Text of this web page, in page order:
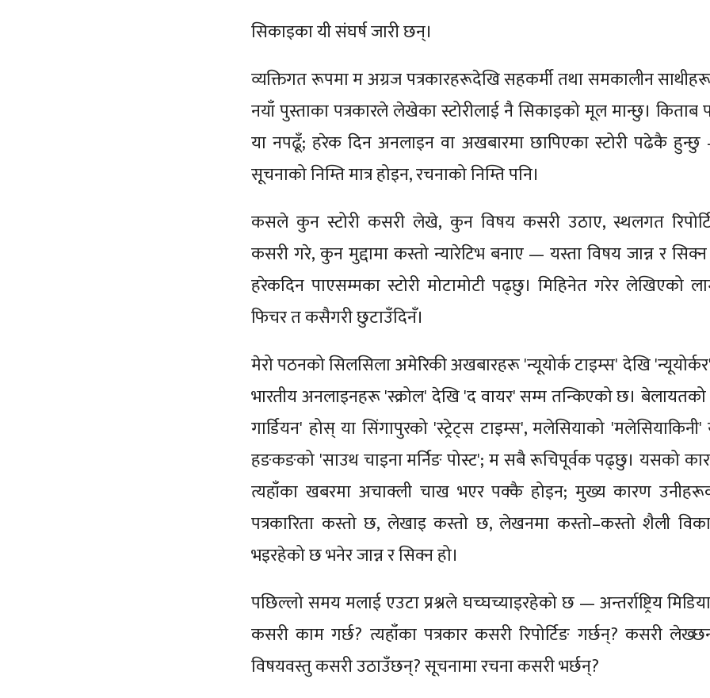
सिकाइका यी संघर्ष जारी छन्।
व्यक्तिगत रूपमा म अग्रज पत्रकारहरूदेखि सहकर्मी तथा समकालीन
नयाँ पुस्ताका पत्रकारले लेखेका स्टोरीलाई नै सिकाइको मूल मान्छु। किताब
या नपढूँ; हरेक दिन अनलाइन वा अखबारमा छापिएका स्टोरी पढेकै
सूचनाको निम्ति मात्र होइन, रचनाको निम्ति पनि।
कसले कुन स्टोरी कसरी लेखे, कुन विषय कसरी उठाए, स्थलगत
कसरी गरे, कुन मुद्दामा कस्तो न्यारेटिभ बनाए — यस्ता विषय जान्न र
हरेकदिन पाएसम्मका स्टोरी मोटामोटी पढ्छु। मिहिनेत गरेर लेखिएको
फिचर त कसैगरी छुटाउँदिनँ।
मेरो पठनको सिलसिला अमेरिकी अखबारहरू 'न्यूयोर्क टाइम्स' देखि
भारतीय अनलाइनहरू 'स्क्रोल' देखि 'द वायर' सम्म तन्किएको छ।
गार्डियन' होस् या सिंगापुरको 'स्ट्रेट्स टाइम्स', मलेसियाको 'मलेसियाकिनी'
हङकङको 'साउथ चाइना मर्निङ पोस्ट'; म सबै रूचिपूर्वक पढ्छु। यसको
त्यहाँका खबरमा अचाक्ली चाख भएर पक्कै होइन; मुख्य कारण
पत्रकारिता कस्तो छ, लेखाइ कस्तो छ, लेखनमा कस्तो–कस्तो शैली
भइरहेको छ भनेर जान्न र सिक्न हो।
पछिल्लो समय मलाई एउटा प्रश्नले घच्घच्याइरहेको छ — अन्तर्राष्ट्रिय
कसरी काम गर्छ? त्यहाँका पत्रकार कसरी रिपोर्टिङ गर्छन्? कसरी
विषयवस्तु कसरी उठाउँछन्? सूचनामा रचना कसरी भर्छन्?